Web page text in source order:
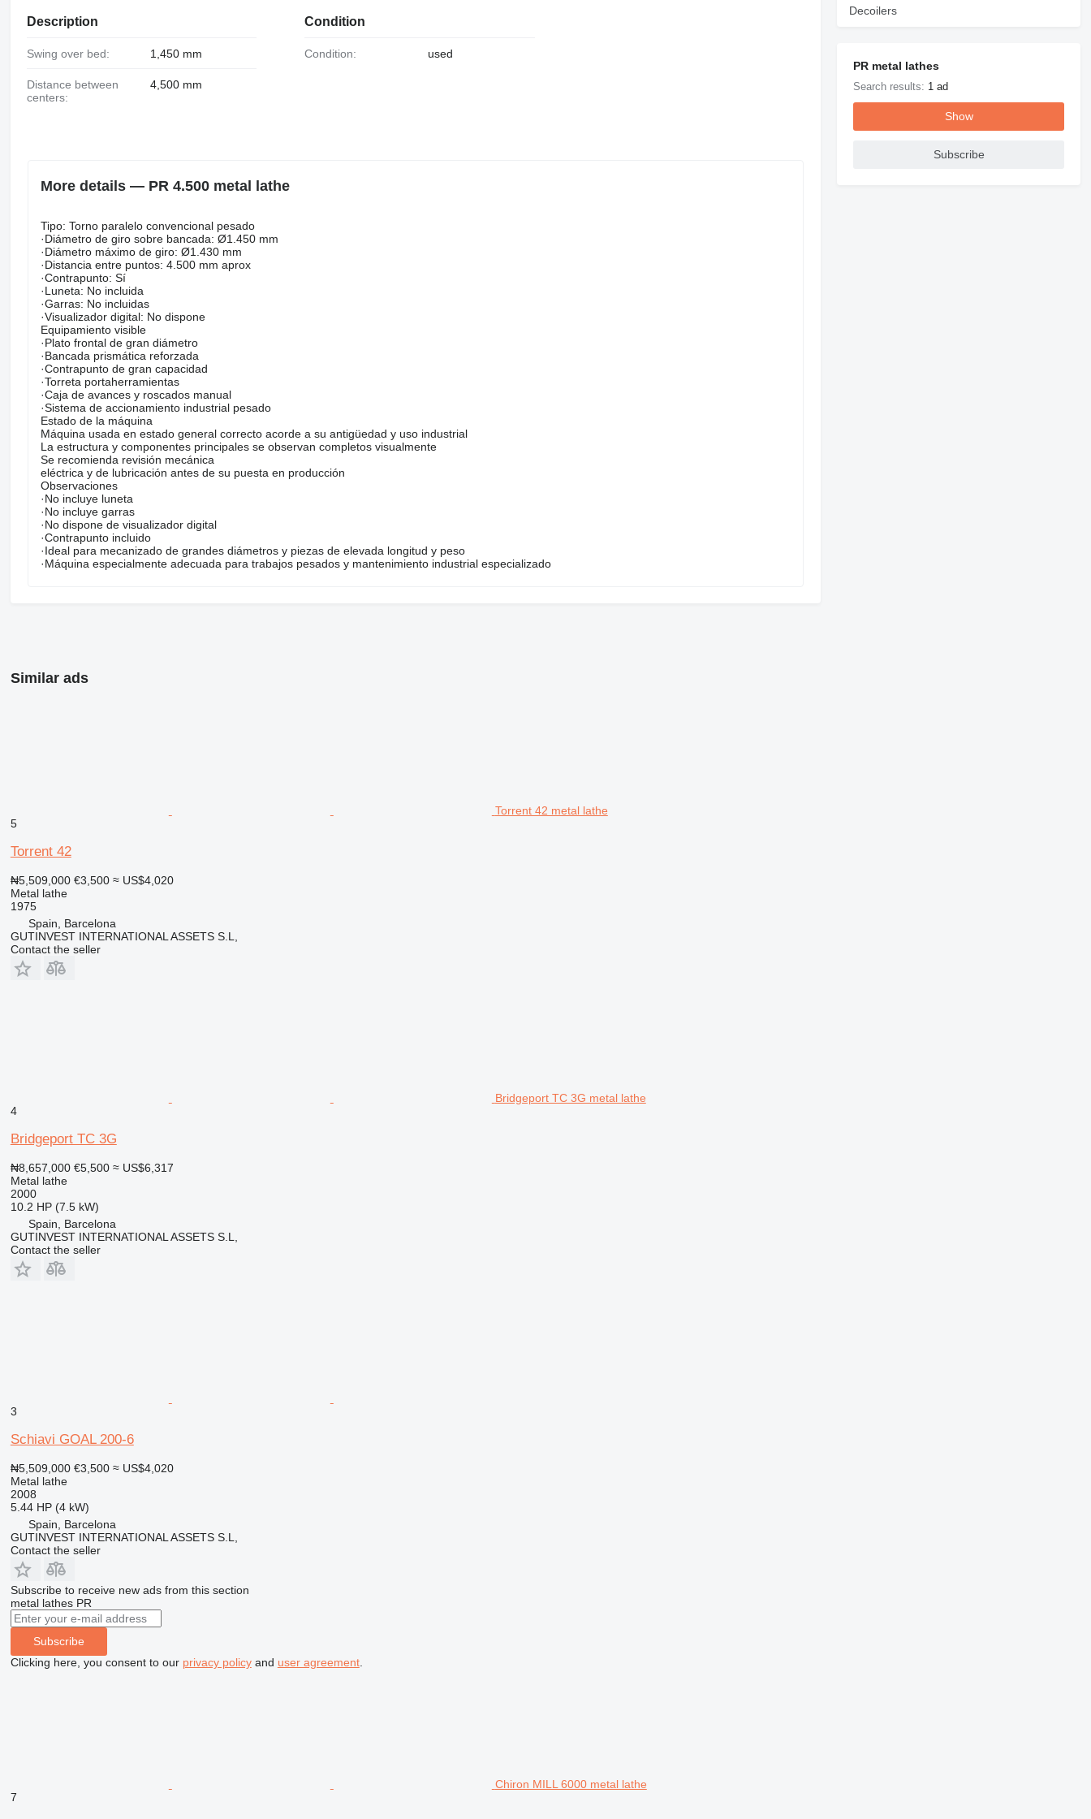
Description
Swing over bed: 1,450 mm
Distance between
centers:
4,500 mm
Condition
Condition: used
More details — PR 4.500 metal lathe
Tipo: Torno paralelo convencional pesado
·Diámetro de giro sobre bancada: Ø1.450 mm
·Diámetro máximo de giro: Ø1.430 mm
·Distancia entre puntos: 4.500 mm aprox
·Contrapunto: Sí
·Luneta: No incluida
·Garras: No incluidas
·Visualizador digital: No dispone
Equipamiento visible
·Plato frontal de gran diámetro
·Bancada prismática reforzada
·Contrapunto de gran capacidad
·Torreta portaherramientas
·Caja de avances y roscados manual
·Sistema de accionamiento industrial pesado
Estado de la máquina
Máquina usada en estado general correcto acorde a su antigüedad y uso industrial
La estructura y componentes principales se observan completos visualmente
Se recomienda revisión mecánica
eléctrica y de lubricación antes de su puesta en producción
Observaciones
·No incluye luneta
·No incluye garras
·No dispone de visualizador digital
·Contrapunto incluido
·Ideal para mecanizado de grandes diámetros y piezas de elevada longitud y peso
·Máquina especialmente adecuada para trabajos pesados y mantenimiento industrial especializado
Decoilers
PR metal lathes
Search results: 1 ad
Show
Subscribe
Similar ads
Torrent 42 metal lathe
5
Torrent 42
₦5,509,000 €3,500 ≈ US$4,020
Metal lathe
1975
Spain, Barcelona
GUTINVEST INTERNATIONAL ASSETS S.L,
Contact the seller
Bridgeport TC 3G metal lathe
4
Bridgeport TC 3G
₦8,657,000 €5,500 ≈ US$6,317
Metal lathe
2000
10.2 HP (7.5 kW)
Spain, Barcelona
GUTINVEST INTERNATIONAL ASSETS S.L,
Contact the seller
3
Schiavi GOAL 200-6
₦5,509,000 €3,500 ≈ US$4,020
Metal lathe
2008
5.44 HP (4 kW)
Spain, Barcelona
GUTINVEST INTERNATIONAL ASSETS S.L,
Contact the seller
Subscribe to receive new ads from this section
metal lathes PR
Subscribe
Clicking here, you consent to our privacy policyand user agreement.
Chiron MILL 6000 metal lathe
7